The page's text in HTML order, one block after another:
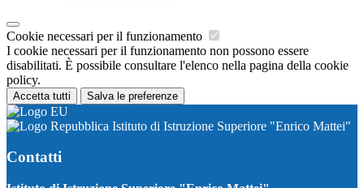
Cookie necessari per il funzionamento
I cookie necessari per il funzionamento non possono essere
disabilitati. È possibile consultare l'elenco nella pagina della cookie
policy.
Accetta tutti Salva le preferenze
Istituto di Istruzione Superiore "Enrico Mattei"
Contatti